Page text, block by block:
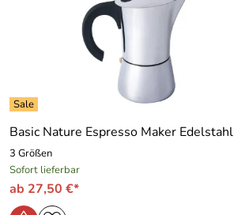
Basic Nature Espresso Maker Edelstahl
3 Größen
Sofort lieferbar
ab 27,50 €*